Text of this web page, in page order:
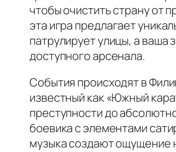
чтобы очистить страну от
эта игра предлагает
патрулирует улицы, а ваша
доступного арсенала.
События происходят в
известный как «Южный
преступности до
боевика с элементами
музыка создают ощущение